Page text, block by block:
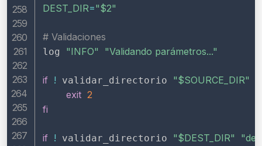
DEST_DIR="$2"
# Validaciones
log "INFO" "Validando parámetros..."
if ! validar_directorio "$SOURCE_DIR"
exit 2
fi
if ! validar_directorio "$DEST_DIR"